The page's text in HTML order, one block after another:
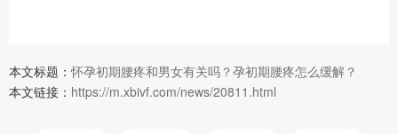
本文标题：怀孕初期腰疼和男女有关吗？孕初期腰疼怎么缓解？
本文链接： https://m.xbivf.com/news/20811.html